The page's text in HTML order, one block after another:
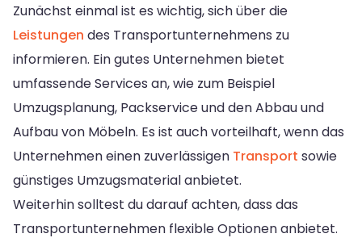
Zunächst einmal ist es wichtig, sich über die
Leistungen des Transportunternehmens zu
informieren. Ein gutes Unternehmen bietet
umfassende Services an, wie zum Beispiel
Umzugsplanung, Packservice und den Abbau und
Aufbau von Möbeln. Es ist auch vorteilhaft, wenn das
Unternehmen einen zuverlässigen Transport sowie
günstiges Umzugsmaterial anbietet.
Weiterhin solltest du darauf achten, dass das
Transportunternehmen flexible Optionen anbietet.